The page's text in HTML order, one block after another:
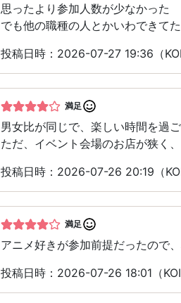
思ったより参加人数が少なかった
でも他の職種の人とかいわできて
投稿日時：2026-07-27 19:36（
満足
男女比が同じで、楽しい時間を過ご
ただ、イベント会場のお店が狭く
投稿日時：2026-07-26 20:19（
満足
アニメ好きが参加前提だったので
投稿日時：2026-07-26 18:01（